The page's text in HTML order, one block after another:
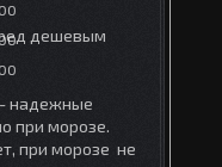
дешевым
надежные
при морозе.
при морозе не